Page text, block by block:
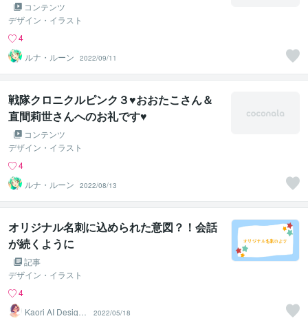
コンテンツ
デザイン・イラスト
4
ルナ・ルーン
2022/09/11
戦隊クロニクルピンク３♥おおたこさん＆
直間莉世さんへのお礼です♥
コンテンツ
デザイン・イラスト
4
ルナ・ルーン
2022/08/13
オリジナル名刺に込められた意図？！会話
が続くように
記事
デザイン・イラスト
4
Kaori AI Design
2022/05/18